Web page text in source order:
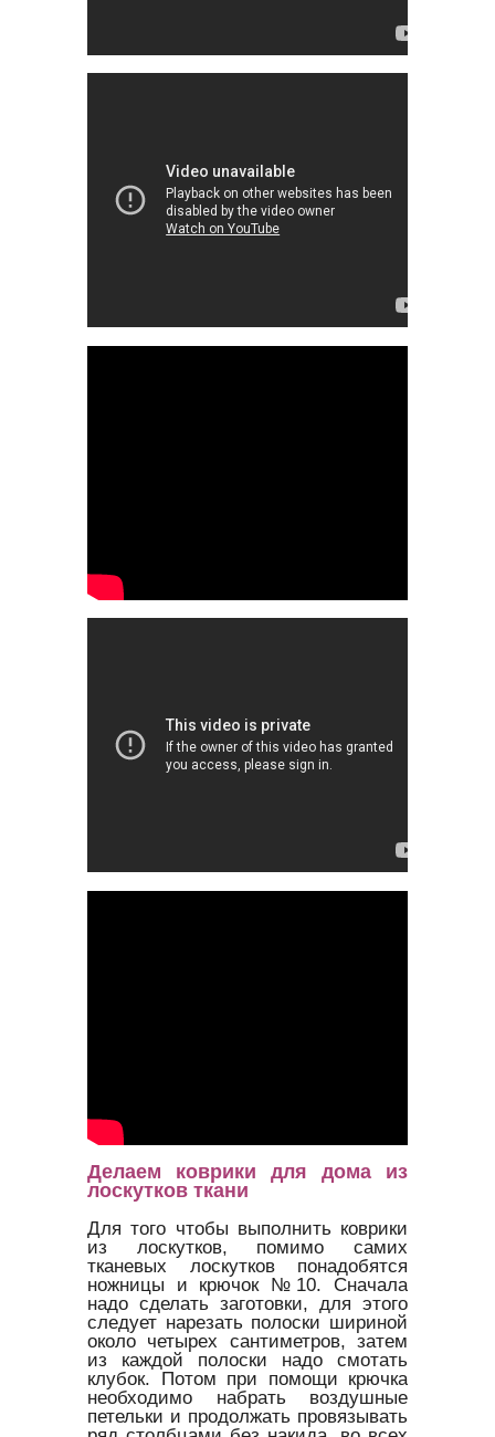
Делаем коврики для дома из
лоскутков ткани
Для того чтобы выполнить коврики
из лоскутков, помимо самих
тканевых лоскутков понадобятся
ножницы и крючок №10. Сначала
надо сделать заготовки, для этого
следует нарезать полоски шириной
около четырех сантиметров, затем
из каждой полоски надо смотать
клубок. Потом при помощи крючка
необходимо набрать воздушные
петельки и продолжать провязывать